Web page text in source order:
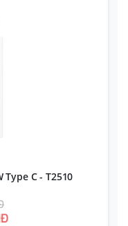
Type C - T2510